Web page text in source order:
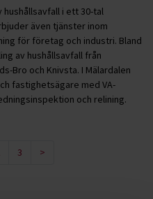
hushållsavfall i ett 30-tal
även tjänster inom
för företag och industri. Bland
av hushållsavfall från
Bro och Knivsta. I Mälardalen
fastighetsägare med VA-
och relining.
3 >